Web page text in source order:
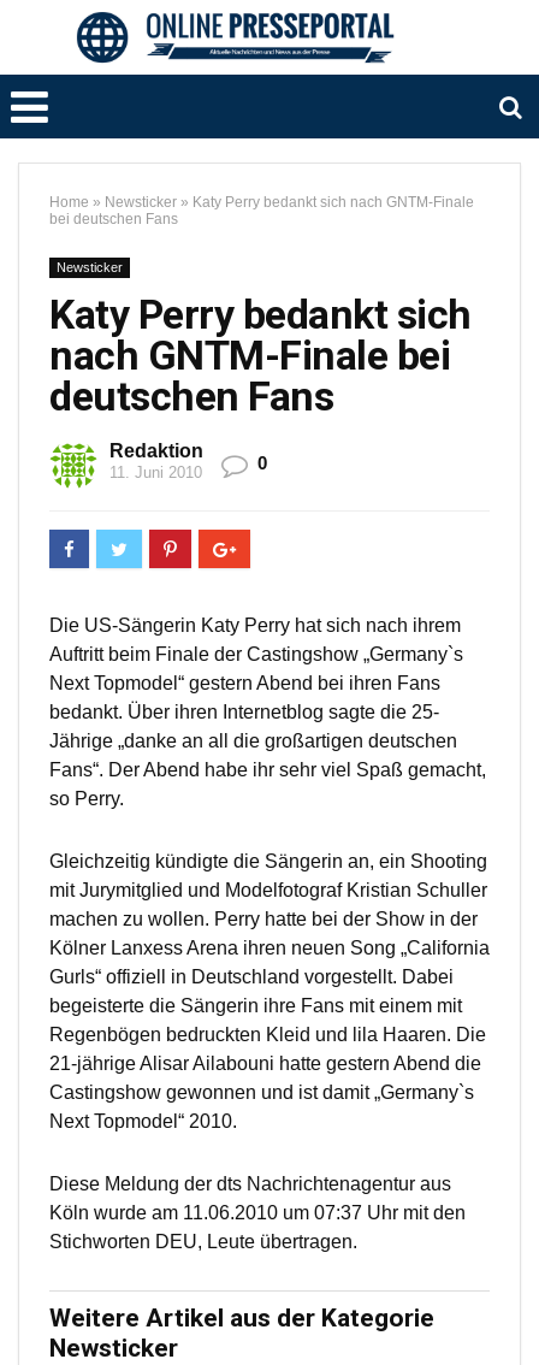
Home » Newsticker » Katy Perry bedankt sich nach GNTM-Finale
bei deutschen Fans
Newsticker
Katy Perry bedankt sich
nach GNTM-Finale bei
deutschen Fans
Redaktion
11. Juni 2010 0
Die US-Sängerin Katy Perry hat sich nach ihrem
Auftritt beim Finale der Castingshow „Germany`s
Next Topmodel“ gestern Abend bei ihren Fans
bedankt. Über ihren Internetblog sagte die 25-
Jährige „danke an all die großartigen deutschen
Fans“. Der Abend habe ihr sehr viel Spaß gemacht,
so Perry.
Gleichzeitig kündigte die Sängerin an, ein Shooting
mit Jurymitglied und Modelfotograf Kristian Schuller
machen zu wollen. Perry hatte bei der Show in der
Kölner Lanxess Arena ihren neuen Song „California
Gurls“ offiziell in Deutschland vorgestellt. Dabei
begeisterte die Sängerin ihre Fans mit einem mit
Regenbögen bedruckten Kleid und lila Haaren. Die
21-jährige Alisar Ailabouni hatte gestern Abend die
Castingshow gewonnen und ist damit „Germany`s
Next Topmodel“ 2010.
Diese Meldung der dts Nachrichtenagentur aus
Köln wurde am 11.06.2010 um 07:37 Uhr mit den
Stichworten DEU, Leute übertragen.
Weitere Artikel aus der Kategorie
Newsticker